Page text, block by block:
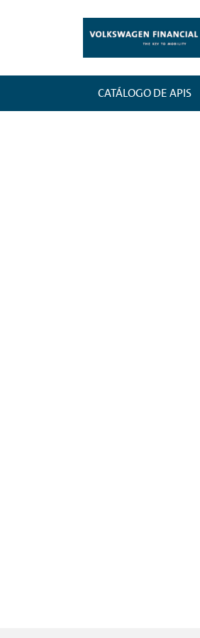
CATÁLOGO DE APIS